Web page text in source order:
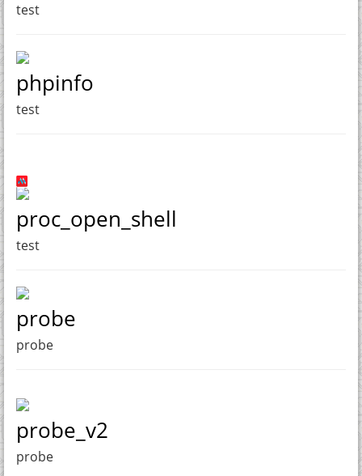
test
phpinfo
test
proc_open_shell
test
probe
probe
probe_v2
probe